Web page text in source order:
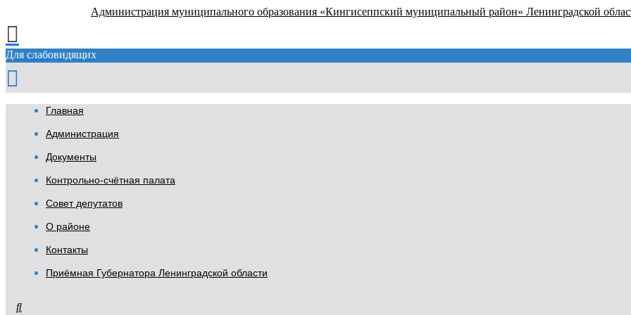
Администрация муниципального образования «Кингисеппский муниципальный район» Ленинградской
Для слабовидящих
Главная
Администрация
Документы
Контрольно-счётная палата
Совет депутатов
О районе
Контакты
Приёмная Губернатора Ленинградской области